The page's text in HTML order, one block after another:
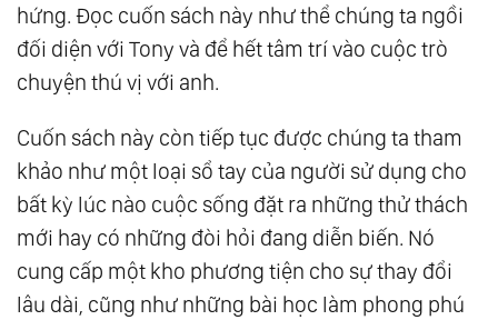
hứng. Đọc cuốn sách này như thể chúng ta ngồi
đối diện với Tony và để hết tâm trí vào cuộc trò
chuyện thú vị với anh.
Cuốn sách này còn tiếp tục được chúng ta tham
khảo như một loại sổ tay của người sử dụng cho
bất kỳ lúc nào cuộc sống đặt ra những thử thách
mới hay có những đòi hỏi đang diễn biến. Nó
cung cấp một kho phương tiện cho sự thay đổi
lâu dài, cũng như những bài học làm phong phú